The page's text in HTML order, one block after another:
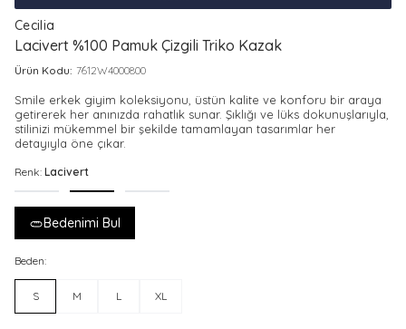
Cecilia
Lacivert %100 Pamuk Çizgili Triko Kazak
Ürün Kodu: 7612W4000800
Smile erkek giyim koleksiyonu, üstün kalite ve konforu bir araya
getirerek her anınızda rahatlık sunar. Şıklığı ve lüks dokunuşlarıyla,
stilinizi mükemmel bir şekilde tamamlayan tasarımlar her
detayıyla öne çıkar.
Renk: Lacivert
Bedenimi Bul
Beden:
S M L XL